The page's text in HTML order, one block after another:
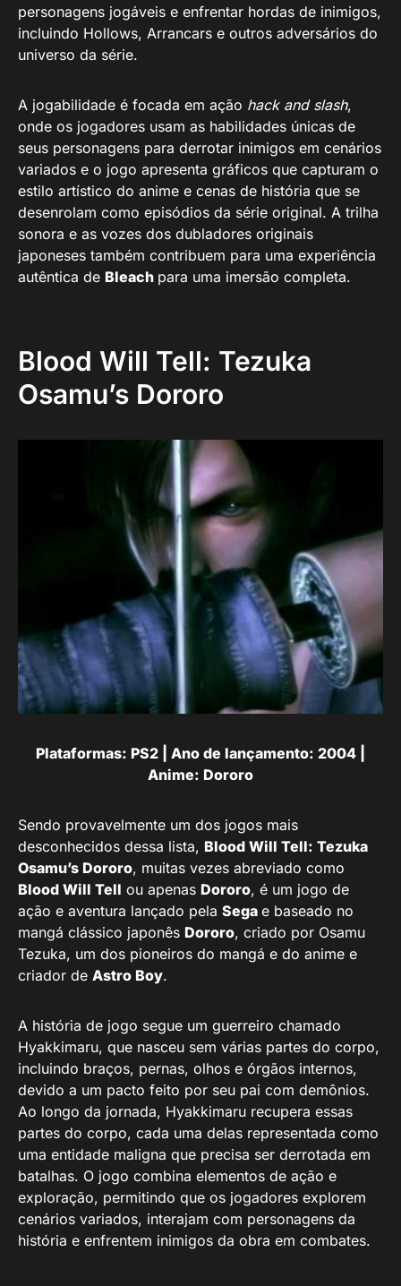
personagens jogáveis e enfrentar hordas de inimigos,
incluindo Hollows, Arrancars e outros adversários do
universo da série.
A jogabilidade é focada em ação hack and slash,
onde os jogadores usam as habilidades únicas de
seus personagens para derrotar inimigos em cenários
variados e o jogo apresenta gráficos que capturam o
estilo artístico do anime e cenas de história que se
desenrolam como episódios da série original. A trilha
sonora e as vozes dos dubladores originais
japoneses também contribuem para uma experiência
autêntica de Bleach para uma imersão completa.
Blood Will Tell: Tezuka
Osamu’s Dororo
Plataformas: PS2 | Ano de lançamento: 2004 |
Anime: Dororo
Sendo provavelmente um dos jogos mais
desconhecidos dessa lista, Blood Will Tell: Tezuka
Osamu’s Dororo, muitas vezes abreviado como
Blood Will Tell ou apenas Dororo, é um jogo de
ação e aventura lançado pela Sega e baseado no
mangá clássico japonês Dororo, criado por Osamu
Tezuka, um dos pioneiros do mangá e do anime e
criador de Astro Boy.
A história de jogo segue um guerreiro chamado
Hyakkimaru, que nasceu sem várias partes do corpo,
incluindo braços, pernas, olhos e órgãos internos,
devido a um pacto feito por seu pai com demônios.
Ao longo da jornada, Hyakkimaru recupera essas
partes do corpo, cada uma delas representada como
uma entidade maligna que precisa ser derrotada em
batalhas. O jogo combina elementos de ação e
exploração, permitindo que os jogadores explorem
cenários variados, interajam com personagens da
história e enfrentem inimigos da obra em combates.